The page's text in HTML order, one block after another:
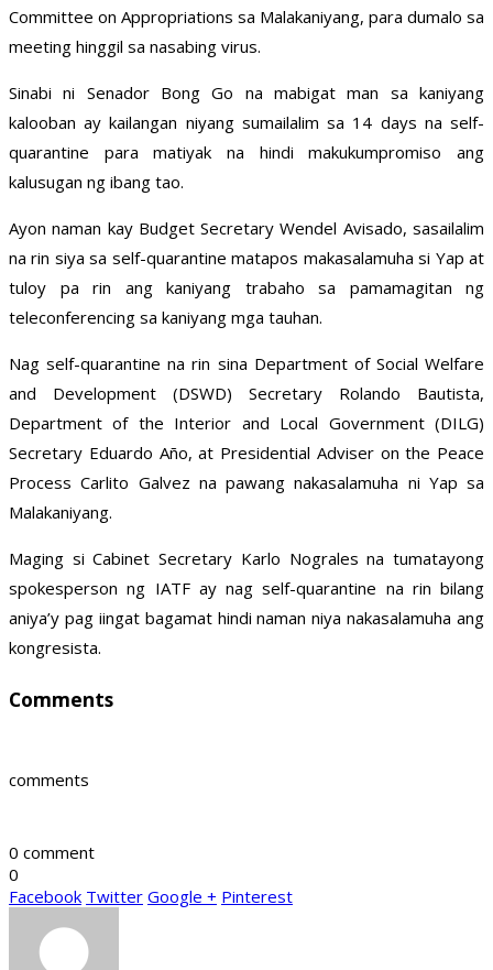
Committee on Appropriations sa Malakaniyang, para dumalo sa
meeting hinggil sa nasabing virus.
Sinabi ni Senador Bong Go na mabigat man sa kaniyang
kalooban ay kailangan niyang sumailalim sa 14 days na self-
quarantine para matiyak na hindi makukumpromiso ang
kalusugan ng ibang tao.
Ayon naman kay Budget Secretary Wendel Avisado, sasailalim
na rin siya sa self-quarantine matapos makasalamuha si Yap at
tuloy pa rin ang kaniyang trabaho sa pamamagitan ng
teleconferencing sa kaniyang mga tauhan.
Nag self-quarantine na rin sina Department of Social Welfare
and Development (DSWD) Secretary Rolando Bautista,
Department of the Interior and Local Government (DILG)
Secretary Eduardo Año, at Presidential Adviser on the Peace
Process Carlito Galvez na pawang nakasalamuha ni Yap sa
Malakaniyang.
Maging si Cabinet Secretary Karlo Nograles na tumatayong
spokesperson ng IATF ay nag self-quarantine na rin bilang
aniya’y pag iingat bagamat hindi naman niya nakasalamuha ang
kongresista.
Comments
comments
0 comment
0
Facebook Twitter Google + Pinterest